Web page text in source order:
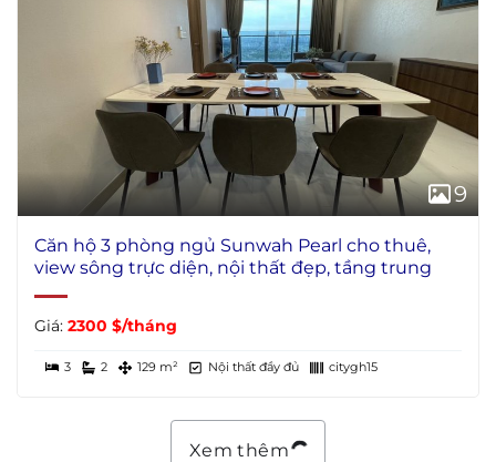
9
Căn hộ 3 phòng ngủ Sunwah Pearl cho thuê,
view sông trực diện, nội thất đẹp, tầng trung
Giá: 2300 $/tháng
3 2 129 m² Nội thất đầy đủ citygh15
Xem thêm